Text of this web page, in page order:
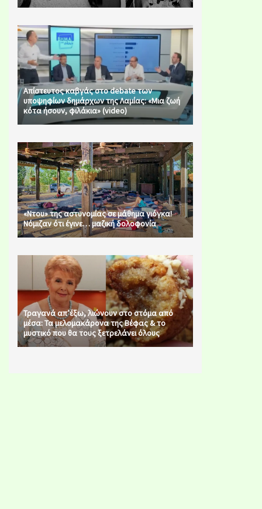
Απίστευτος καβγάς στο debate των
υποψηφίων δημάρχων της Λαμίας: «Μια ζωή
κότα ήσουν, φιλάκια» (video)
«Ντου» της αστυνομίας σε μάθημα γιόγκα!
Νόμιζαν ότι έγινε… μαζική δολοφονία
Τραγανά απ’έξω, λιώνουν στο στόμα από
μέσα: Τα μελομακάρονα της Βέφας & το
μυστικό που θα τους ξετρελάνει όλους